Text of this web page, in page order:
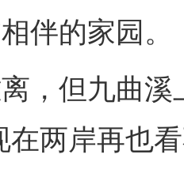
伴的家园。
但九曲溪
在两岸再也